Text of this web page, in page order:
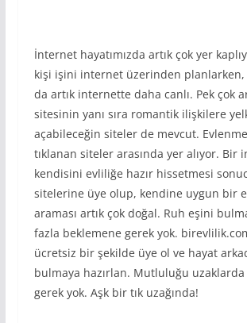
İnternet hayatımızda artık çok yer
kişi işini internet üzerinden planlarken,
da artık internette daha canlı. Pek çok
sitesinin yanı sıra romantik ilişkilere
açabileceğin siteler de mevcut.
tıklanan siteler arasında yer alıyor. Bir
kendisini evliliğe hazır hissetmesi
sitelerine üye olup, kendine uygun bir
araması artık çok doğal. Ruh eşini
fazla beklemene gerek yok.
ücretsiz bir şekilde üye ol ve hayat
bulmaya hazırlan. Mutluluğu
gerek yok. Aşk bir tık uzağında!